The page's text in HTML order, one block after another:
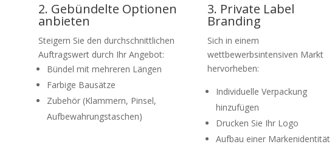
2. Gebündelte Optionen
anbieten
Steigern Sie den durchschnittlichen
Auftragswert durch Ihr Angebot:
Bündel mit mehreren Längen
Farbige Bausätze
Zubehör (Klammern, Pinsel,
Aufbewahrungstaschen)
3. Private Label
Branding
Sich in einem
wettbewerbsintensiven Markt
hervorheben:
Individuelle Verpackung
hinzufügen
Drucken Sie Ihr Logo
Aufbau einer Markenidentität